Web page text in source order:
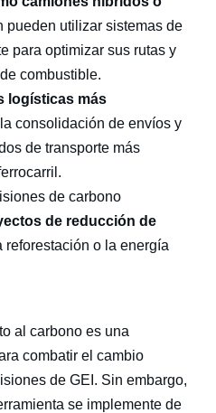
pueden utilizar sistemas de
para optimizar sus rutas y
combustible.
logísticas más
consolidación de envíos y
de transporte más
de carbono
de reducción de
reforestación o la energía
al carbono es una
combatir el cambio
de GEI. Sin embargo,
se implemente de